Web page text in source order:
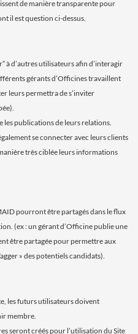
de manière transparente pour
il est question ci-dessus.
à d’autres utilisateurs afin d’interagir
gérants d’Officines travaillent
leurs permettra de s’inviter
publications de leurs relations.
se connecter avec leurs clients
très ciblée leurs informations
pourront être partagés dans le flux
(ex : un gérant d’Officine publie une
être partagée pour permettre aux
» des potentiels candidats).
les futurs utilisateurs doivent
membre.
seront créés pour l’utilisation du Site